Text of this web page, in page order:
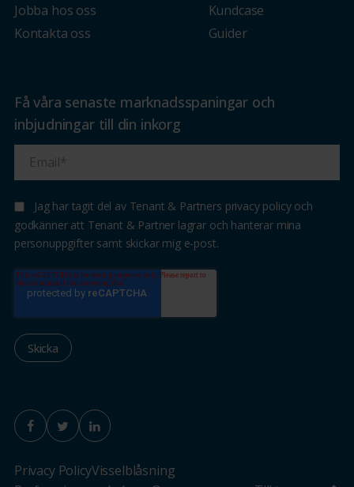
Jobba hos oss
Kontakta oss
Kundcase
Guider
Få våra senaste marknadsspaningar och
inbjudningar till din inkorg
Jag har tagit del av Tenant & Partners privacy policy och
godkänner att Tenant & Partner lagrar och hanterar mina
personuppgifter samt skickar mig e-post.
Privacy PolicyVisselblåsning